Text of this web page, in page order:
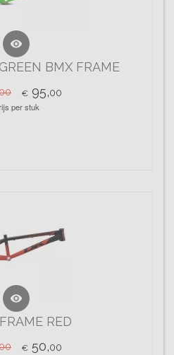

BMX FRAME
€ 95,00
per stuk

RED
€ 50,00